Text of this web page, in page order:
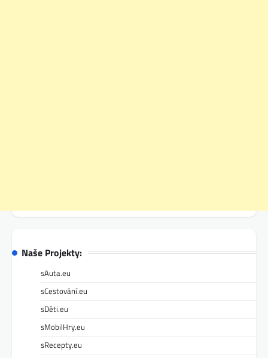
Naše Projekty:
sAuta.eu
sCestování.eu
sDěti.eu
sMobilHry.eu
sRecepty.eu